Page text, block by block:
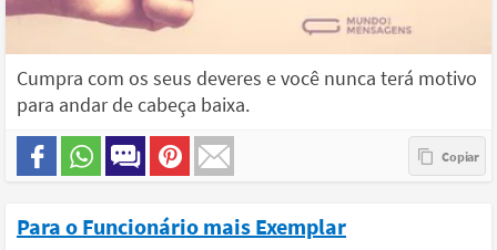
Cumpra com os seus deveres e você nunca terá motivo
para andar de cabeça baixa.
Para o Funcionário mais Exemplar